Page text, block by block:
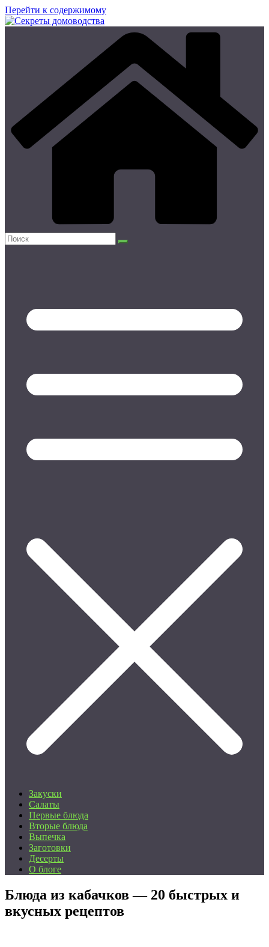
Перейти к содержимому
Закуски
Салаты
Первые блюда
Вторые блюда
Выпечка
Заготовки
Десерты
О блоге
Блюда из кабачков — 20 быстрых и
вкусных рецептов